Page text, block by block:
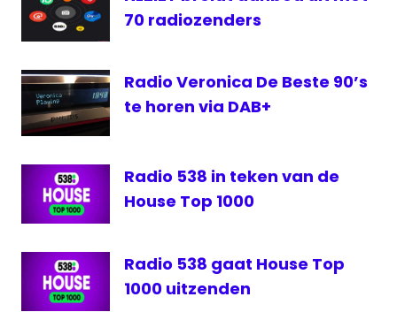
Radio
538
Radio
veronica
70 radiozenders
Radio Veronica De Beste 90’s
te horen via DAB+
Radio 538 in teken van de
House Top 1000
Radio 538 gaat House Top
1000 uitzenden